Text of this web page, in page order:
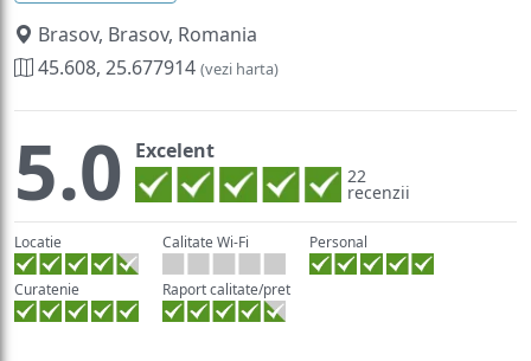
Brasov, Brasov, Romania
45.608, 25.677914 (vezi harta)
5.0 Excelent
22
recenzii
Locatie Calitate Wi-Fi Personal
Curatenie Raport calitate/pret